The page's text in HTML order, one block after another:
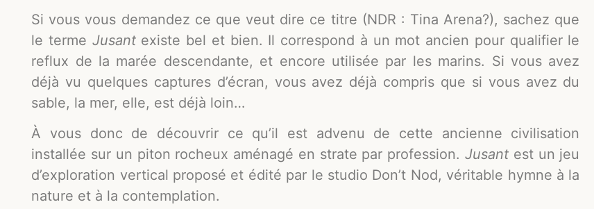
Si vous vous demandez ce que veut dire ce titre (NDR : Tina Arena?), sachez que
le terme Jusant existe bel et bien. Il correspond à un mot ancien pour qualifier le
reflux de la marée descendante, et encore utilisée par les marins. Si vous avez
déjà vu quelques captures d’écran, vous avez déjà compris que si vous avez du
sable, la mer, elle, est déjà loin…
À vous donc de découvrir ce qu’il est advenu de cette ancienne civilisation
installée sur un piton rocheux aménagé en strate par profession. Jusant est un jeu
d’exploration vertical proposé et édité par le studio Don’t Nod, véritable hymne à la
nature et à la contemplation.